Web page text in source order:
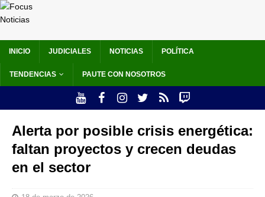
INICIO JUDICIALES NOTICIAS POLÍTICA
TENDENCIAS PAUTE CON NOSOTROS
Alerta por posible crisis energética:
faltan proyectos y crecen deudas
en el sector